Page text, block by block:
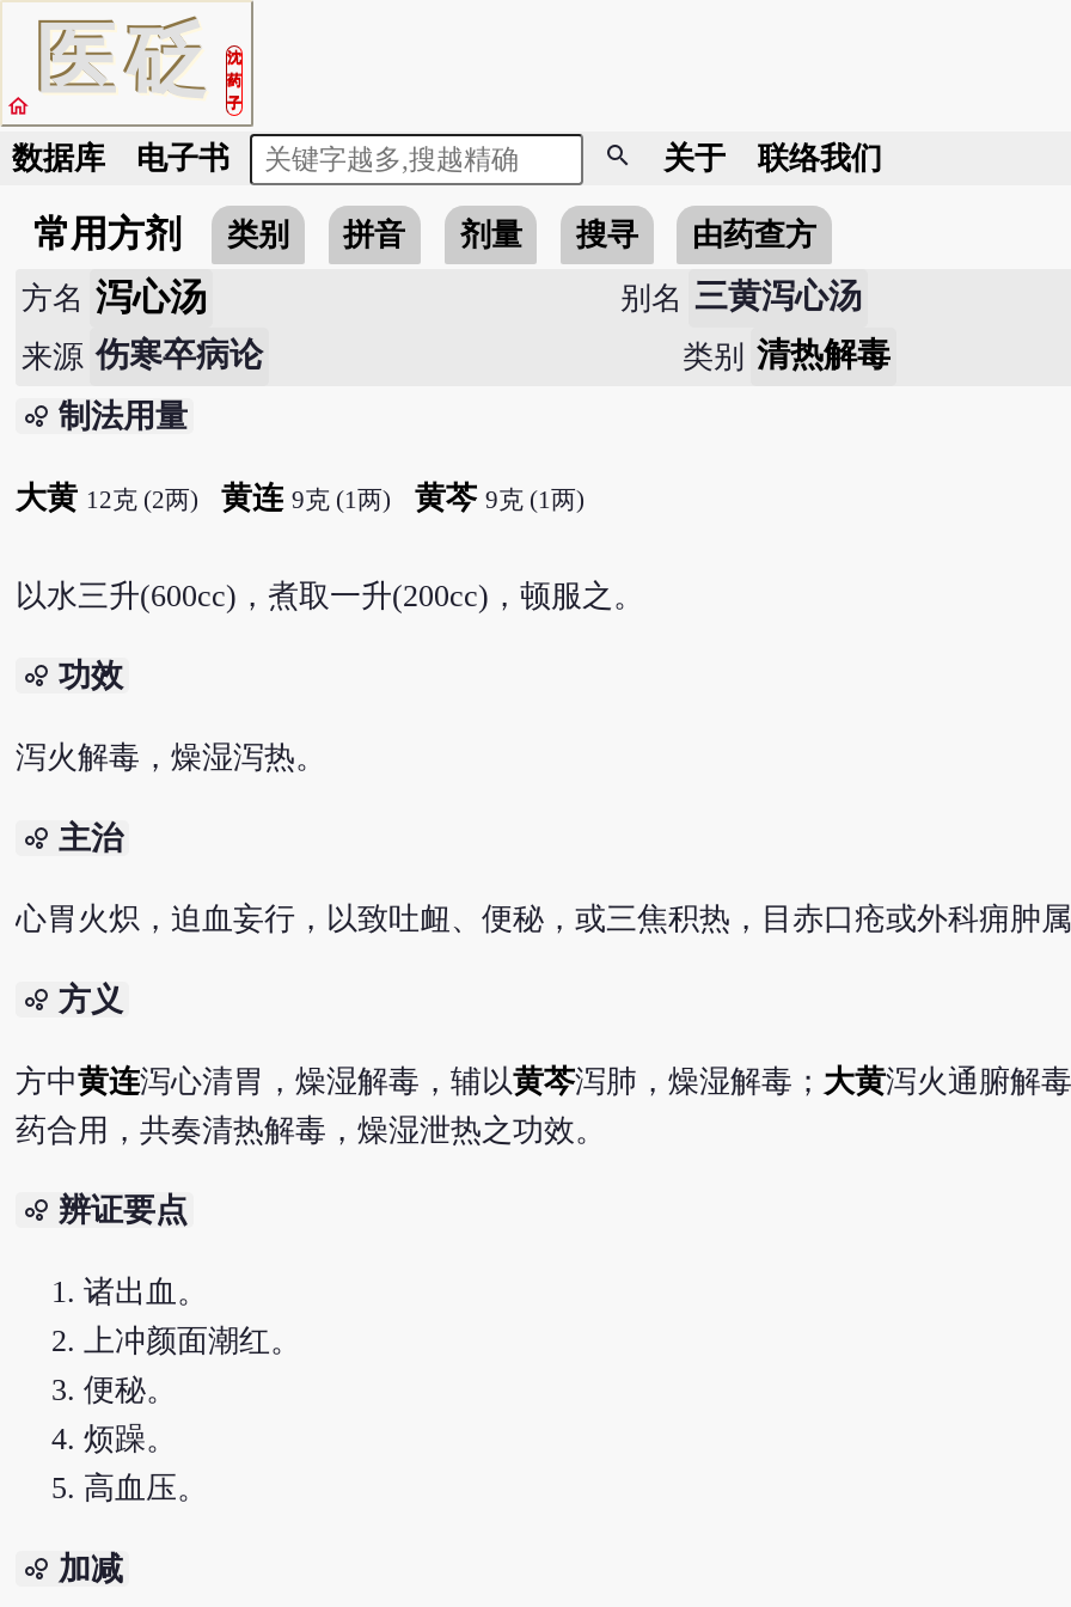
医砭
沈
药
子
home
数据库 电子书 search 关于 联络我们
常用方剂 类别 拼音 剂量 搜寻 由药查方
方名 泻心汤 别名 三黄泻心汤
来源 伤寒卒病论 类别 清热解毒
bubble_chart 制法用量
大黄 12克 (2两) 黄连 9克 (1两) 黄芩 9克 (1两)
以水三升(600cc)，煮取一升(200cc)，顿服之。
bubble_chart 功效
泻火解毒，燥湿泻热。
bubble_chart 主治
心胃火炽，迫血妄行，以致吐衄、便秘，或三焦积热，目赤口疮或外科痈肿属
bubble_chart 方义
方中黄连泻心清胃，燥湿解毒，辅以黄芩泻肺，燥湿解毒； 大黄泻火通腑解
药合用，共奏清热解毒，燥湿泄热之功效。
bubble_chart 辨证要点
诸出血。
上冲颜面潮红。
便秘。
烦躁。
高血压。
bubble_chart 加减